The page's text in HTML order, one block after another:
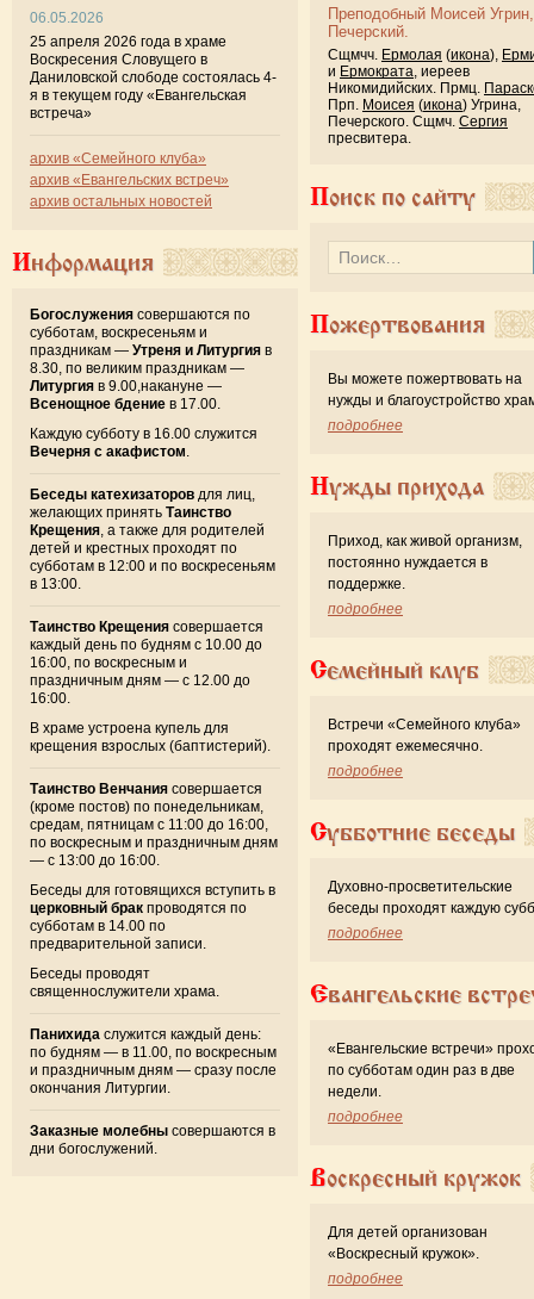
06.05.2026
25 апреля 2026 года в храме
Воскресения Словущего в
Даниловской слободе состоялась 4-
я в текущем году «Евангельская
встреча»
архив «Семейного клуба»
архив «Евангельских встреч»
архив остальных новостей
Информация
Богослужения совершаются по
субботам, воскресеньям и
праздникам — Утреня и Литургия в
8.30, по великим праздникам —
Литургия в 9.00,накануне —
Всенощное бдение в 17.00.
Каждую субботу в 16.00 служится
Вечерня с акафистом
Беседы катехизаторов для лиц,
желающих принять Таинство
Крещения , а также для родителей
детей и крестных проходят по
субботам в 12:00 и по воскресеньям
в 13:00.
Таинство Крещения совершается
каждый день по будням с 10.00 до
16:00, по воскресным и
праздничным дням — с 12.00 до
16:00.
В храме устроена купель для
крещения взрослых (баптистерий).
Таинство Венчания совершается
(кроме постов) по понедельникам,
средам, пятницам с 11:00 до 16:00,
по воскресным и праздничным дням
— с 13:00 до 16:00.
Беседы для готовящихся вступить в
церковный брак проводятся по
субботам в 14.00 по
предварительной записи.
Беседы проводят
священнослужители храма.
Панихида служится каждый день:
по будням — в 11.00, по воскресным
и праздничным дням — сразу после
окончания Литургии.
Заказные молебны совершаются в
дни богослужений.
Преподобный Моисей Угрин,
Печерский.
Сщмчч. Ермолая (икона),
и Ермократа, иереев
Никомидийских. Прмц.
Прп. Моисея (икона) Угрина,
Печерского. Сщмч. Сергия
пресвитера.
Поиск по сайту
Пожертвования
Вы можете пожертвовать на
нужды и благоустройство
подробнее
Нужды прихода
Приход, как живой организм,
постоянно нуждается в
поддержке.
подробнее
Семейный клуб
Встречи «Семейного клуба»
проходят ежемесячно.
подробнее
Субботние беседы
Духовно-просветительские
беседы проходят каждую
подробнее
Евангельские
«Евангельские встречи»
по субботам один раз в две
недели.
подробнее
Воскресный кружок
Для детей организован
«Воскресный кружок».
подробнее